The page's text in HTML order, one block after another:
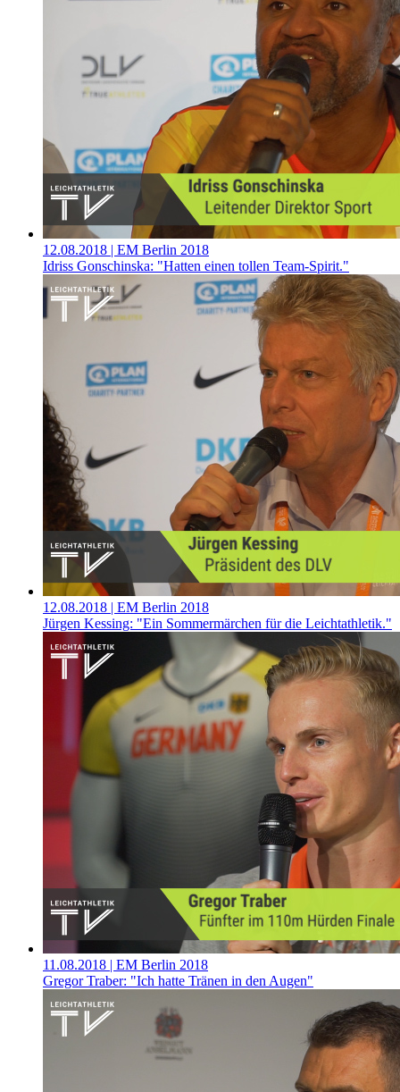
12.08.2018 | EM Berlin 2018
Idriss Gonschinska: "Hatten einen tollen Team-Spirit."
12.08.2018 | EM Berlin 2018
Jürgen Kessing: "Ein Sommermärchen für die Leichtathletik."
11.08.2018 | EM Berlin 2018
Gregor Traber: "Ich hatte Tränen in den Augen"